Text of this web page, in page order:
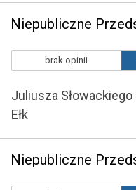
Niepubliczne
brak opinii
Juliusza Słowackiego
Ełk
Niepubliczne